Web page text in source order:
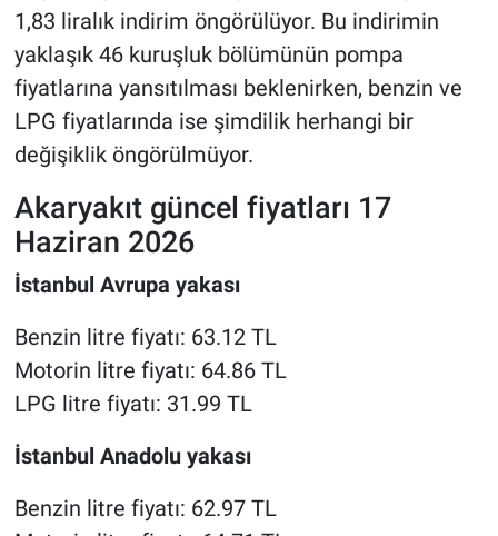
1,83 liralık indirim öngörülüyor. Bu indirimin
yaklaşık 46 kuruşluk bölümünün pompa
fiyatlarına yansıtılması beklenirken, benzin ve
LPG fiyatlarında ise şimdilik herhangi bir
değişiklik öngörülmüyor.
Akaryakıt güncel fiyatları 17
Haziran 2026
İstanbul Avrupa yakası
Benzin litre fiyatı: 63.12 TL
Motorin litre fiyatı: 64.86 TL
LPG litre fiyatı: 31.99 TL
İstanbul Anadolu yakası
Benzin litre fiyatı: 62.97 TL